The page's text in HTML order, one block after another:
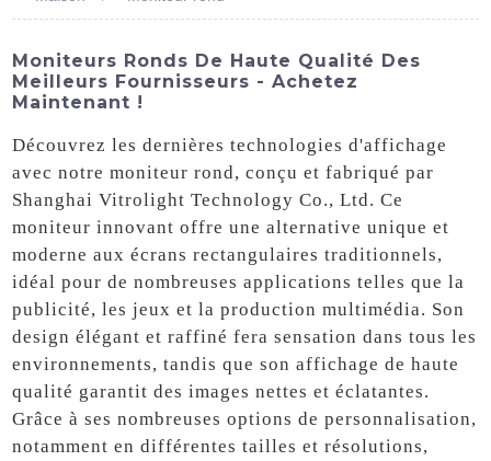
Moniteurs Ronds De Haute Qualité Des
Meilleurs Fournisseurs - Achetez
Maintenant !
Découvrez les dernières technologies d'affichage
avec notre moniteur rond, conçu et fabriqué par
Shanghai Vitrolight Technology Co., Ltd. Ce
moniteur innovant offre une alternative unique et
moderne aux écrans rectangulaires traditionnels,
idéal pour de nombreuses applications telles que la
publicité, les jeux et la production multimédia. Son
design élégant et raffiné fera sensation dans tous les
environnements, tandis que son affichage de haute
qualité garantit des images nettes et éclatantes.
Grâce à ses nombreuses options de personnalisation,
notamment en différentes tailles et résolutions,